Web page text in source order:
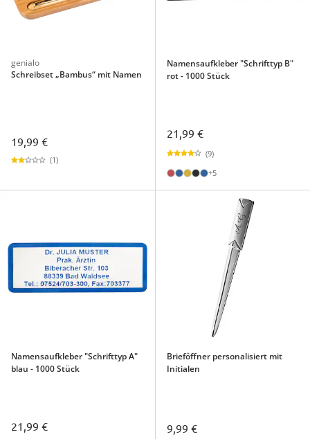
genialo
Schreibset „Bambus“ mit Namen
19,99 €
(1)
Namensaufkleber "Schrifttyp B"
rot - 1000 Stück
21,99 €
(9)
+5
Namensaufkleber "Schrifttyp A"
blau - 1000 Stück
21,99 €
Brieföffner personalisiert mit
Initialen
9,99 €